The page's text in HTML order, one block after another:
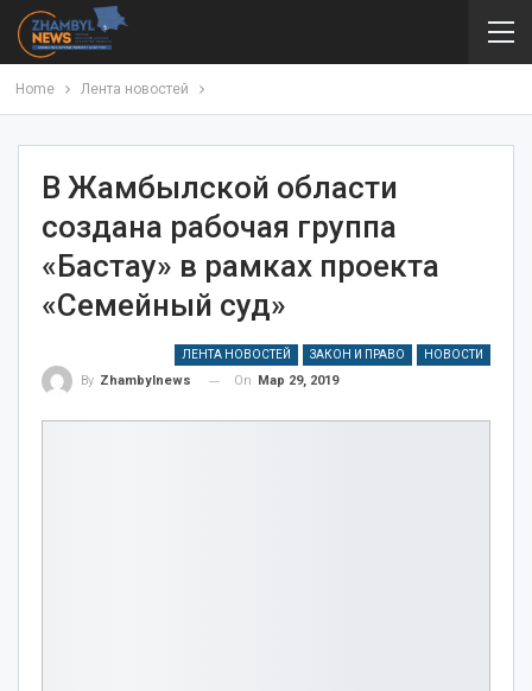
Home Лента новостей
В Жамбылской области
создана рабочая группа
«Бастау» в рамках проекта
«Семейный суд»
ЛЕНТА НОВОСТЕЙ ЗАКОН И ПРАВО НОВОСТИ
By Zhambylnews On Мар 29, 2019